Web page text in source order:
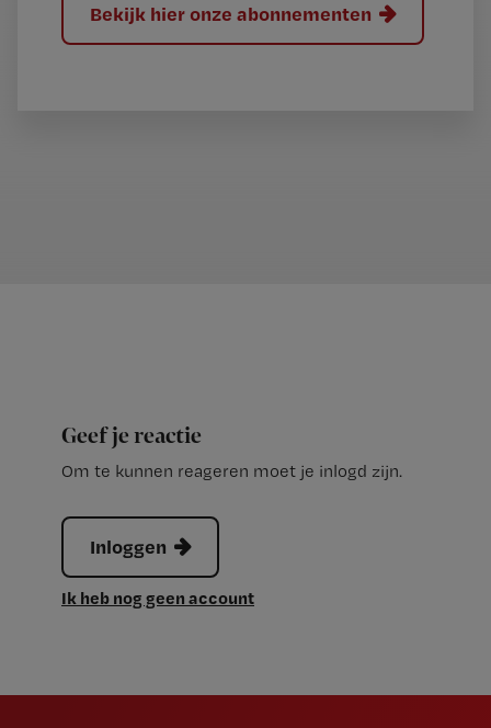
Bekijk hier onze abonnementen
Geef je reactie
Om te kunnen reageren moet je inlogd zijn.
Inloggen
Ik heb nog geen account